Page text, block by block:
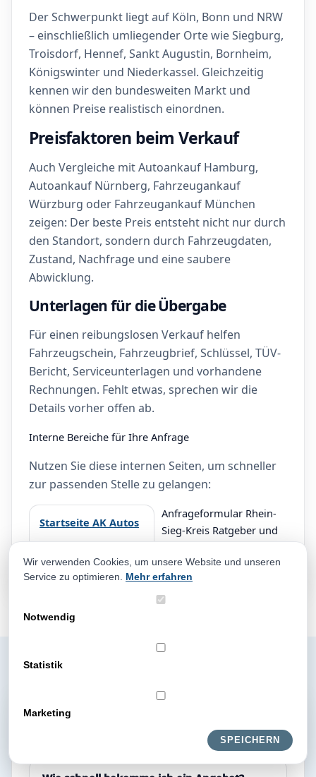
Der Schwerpunkt liegt auf Köln, Bonn und NRW
– einschließlich umliegender Orte wie Siegburg,
Troisdorf, Hennef, Sankt Augustin, Bornheim,
Königswinter und Niederkassel. Gleichzeitig
kennen wir den bundesweiten Markt und
können Preise realistisch einordnen.
Preisfaktoren beim Verkauf
Auch Vergleiche mit Autoankauf Hamburg,
Autoankauf Nürnberg, Fahrzeugankauf
Würzburg oder Fahrzeugankauf München
zeigen: Der beste Preis entsteht nicht nur durch
den Standort, sondern durch Fahrzeugdaten,
Zustand, Nachfrage und eine saubere
Abwicklung.
Unterlagen für die Übergabe
Für einen reibungslosen Verkauf helfen
Fahrzeugschein, Fahrzeugbrief, Schlüssel, TÜV-
Bericht, Serviceunterlagen und vorhandene
Rechnungen. Fehlt etwas, sprechen wir die
Details vorher offen ab.
Interne Bereiche für Ihre Anfrage
Nutzen Sie diese internen Seiten, um schneller
zur passenden Stelle zu gelangen:
Startseite AK Autos
Anfrageformular Rhein-
Sieg-Kreis Ratgeber und
Exportfahrzeuge Kontakt
FAQ zum
Wir verwenden Cookies, um unsere Website und unseren
Service zu optimieren. Mehr erfahren
Notwendig
Statistik
Marketing
SPEICHERN